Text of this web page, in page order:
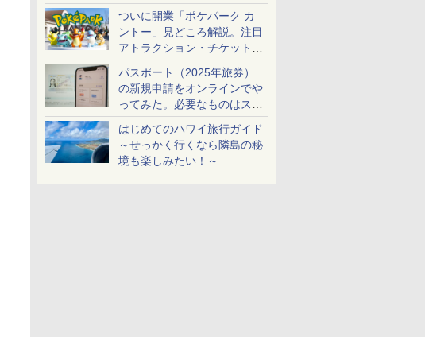
ケットも解説
ついに開業「ポケパーク カ
ントー」見どころ解説。注目
アトラクション・チケット手
配・来場前に必要な準備は？
パスポート（2025年旅券）
の新規申請をオンラインでや
ってみた。必要なものはスマ
ホとマイナカードのみ
はじめてのハワイ旅行ガイド
～せっかく行くなら隣島の秘
境も楽しみたい！～